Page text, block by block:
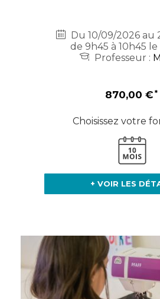
Du 10/09/2026 au
de 9h45 à 10h45 le
Professeur :
870,00 €
Choisissez votre
+ VOIR LES